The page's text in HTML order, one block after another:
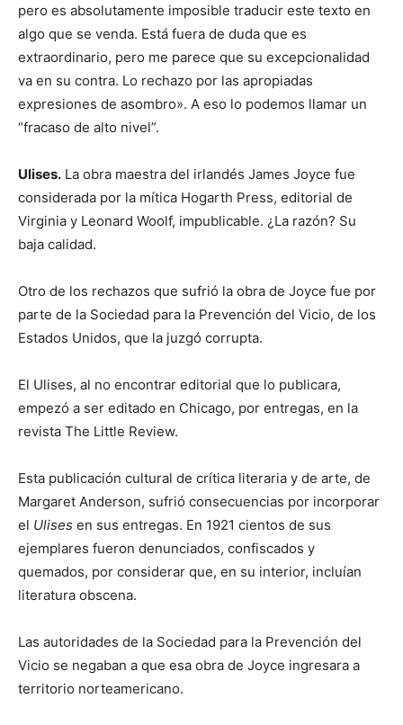
pero es absolutamente imposible traducir este texto en
algo que se venda. Está fuera de duda que es
extraordinario, pero me parece que su excepcionalidad
va en su contra. Lo rechazo por las apropiadas
expresiones de asombro». A eso lo podemos llamar un
“fracaso de alto nivel”.
Ulises. La obra maestra del irlandés James Joyce fue
considerada por la mítica Hogarth Press, editorial de
Virginia y Leonard Woolf, impublicable. ¿La razón? Su
baja calidad.
Otro de los rechazos que sufrió la obra de Joyce fue por
parte de la Sociedad para la Prevención del Vicio, de los
Estados Unidos, que la juzgó corrupta.
El Ulises, al no encontrar editorial que lo publicara,
empezó a ser editado en Chicago, por entregas, en la
revista The Little Review.
Esta publicación cultural de crítica literaria y de arte, de
Margaret Anderson, sufrió consecuencias por incorporar
el Ulises en sus entregas. En 1921 cientos de sus
ejemplares fueron denunciados, confiscados y
quemados, por considerar que, en su interior, incluían
literatura obscena.
Las autoridades de la Sociedad para la Prevención del
Vicio se negaban a que esa obra de Joyce ingre­sara a
territorio norteamericano.